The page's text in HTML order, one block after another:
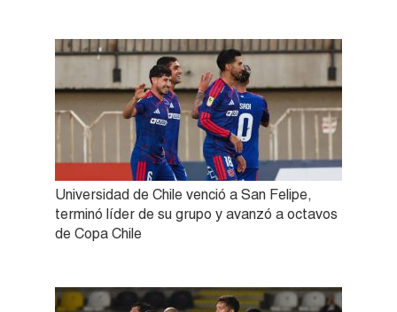
Universidad de Chile venció a San Felipe,
terminó líder de su grupo y avanzó a octavos
de Copa Chile